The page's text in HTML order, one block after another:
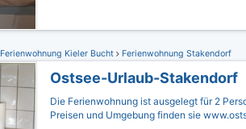
Ferienwohnung Kieler Bucht Ferienwohnung Stakendorf
Ostsee-Urlaub-Stakendorf
Die Ferienwohnung ist ausgelegt für 2
Preisen und Umgebung finden sie